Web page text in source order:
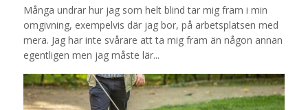
Många undrar hur jag som helt blind tar mig fram i min
omgivning, exempelvis där jag bor, på arbetsplatsen med
mera. Jag har inte svårare att ta mig fram än någon annan
egentligen men jag måste lär...